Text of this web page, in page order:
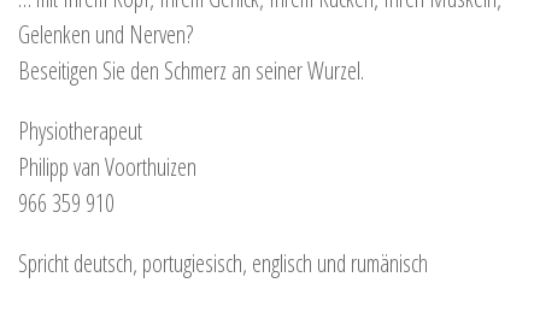
Gelenken und Nerven?
Beseitigen Sie den Schmerz an seiner Wurzel.
Physiotherapeut
Philipp van Voorthuizen
966 359 910
Spricht deutsch, portugiesisch, englisch und rumänisch